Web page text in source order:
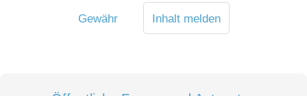
Gewähr
Inhalt melden